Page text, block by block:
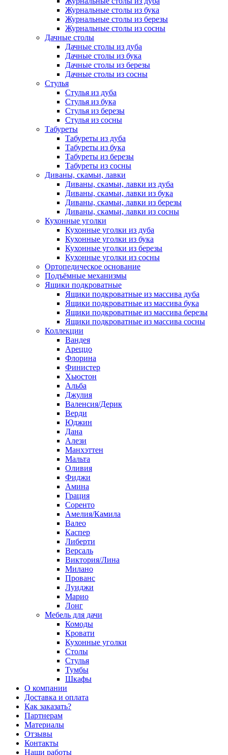
Журнальные столы из бука
Журнальные столы из березы
Журнальные столы из сосны
Дачные столы
Дачные столы из дуба
Дачные столы из бука
Дачные столы из березы
Дачные столы из сосны
Стулья
Стулья из дуба
Стулья из бука
Стулья из березы
Стулья из сосны
Табуреты
Табуреты из дуба
Табуреты из бука
Табуреты из березы
Табуреты из сосны
Диваны, скамьи, лавки
Диваны, скамьи, лавки из дуба
Диваны, скамьи, лавки из бука
Диваны, скамьи, лавки из березы
Диваны, скамьи, лавки из сосны
Кухонные уголки
Кухонные уголки из дуба
Кухонные уголки из бука
Кухонные уголки из березы
Кухонные уголки из сосны
Ортопедическое основание
Подъёмные механизмы
Ящики подкроватные
Ящики подкроватные из массива дуба
Ящики подкроватные из массива бука
Ящики подкроватные из массива березы
Ящики подкроватные из массива сосны
Коллекции
Вандея
Ареццо
Флорина
Финистер
Хьюстон
Альба
Джулия
Валенсия/Дерик
Верди
Юджин
Дана
Алези
Манхэттен
Мальта
Оливия
Фиджи
Амина
Грация
Соренто
Амелия/Камила
Валео
Каспер
Либерти
Версаль
Виктория/Лина
Милано
Прованс
Луиджи
Марио
Лонг
Мебель для дачи
Комоды
Кровати
Кухонные уголки
Столы
Стулья
Тумбы
Шкафы
О компании
Доставка и оплата
Как заказать?
Партнерам
Материалы
Отзывы
Контакты
Наши работы